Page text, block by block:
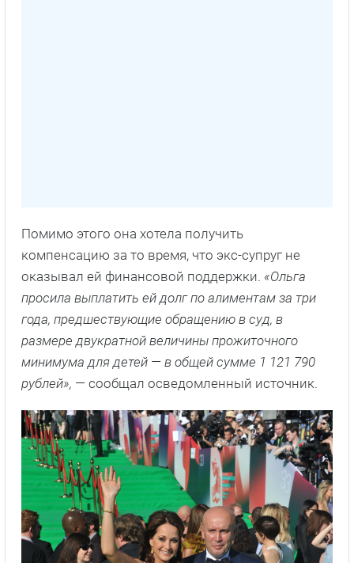
Помимо этого она хотела получить
компенсацию за то время, что экс-супруг не
оказывал ей финансовой поддержки. «Ольга
просила выплатить ей долг по алиментам за три
года, предшествующие обращению в суд, в
размере двукратной величины прожиточного
минимума для детей — в общей сумме 1 121 790
рублей», — сообщал осведомленный источник.